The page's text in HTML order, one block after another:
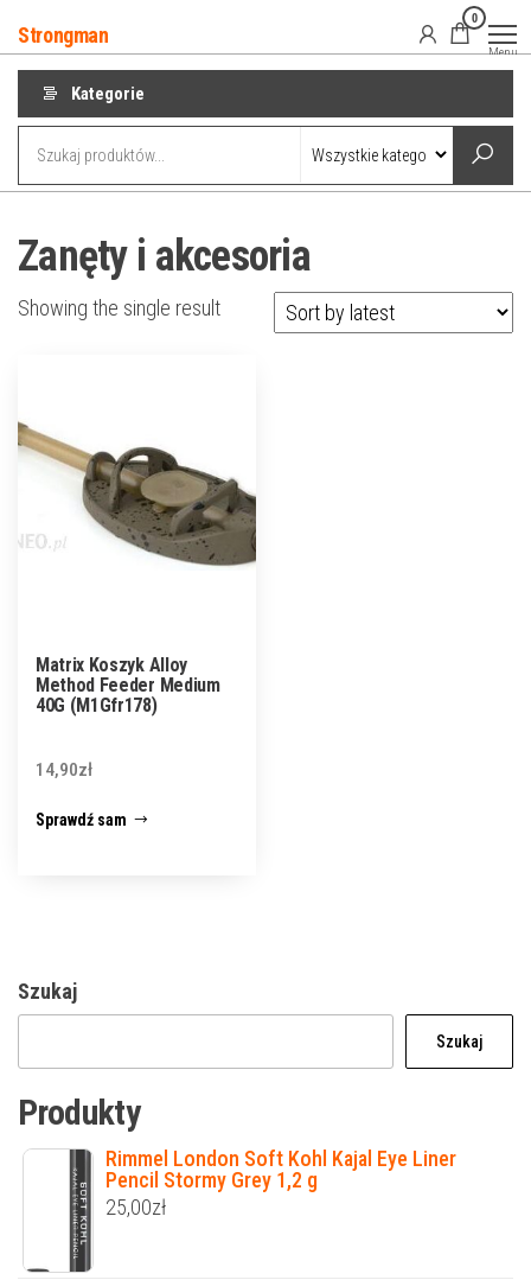
do
treści
Strongman
0
Menu
Kategorie
Zanęty i akcesoria
Showing the single result
Matrix Koszyk Alloy
Method Feeder Medium
40G (M1Gfr178)
14,90zł
Sprawdź sam
Szukaj
Szukaj
Produkty
Rimmel London Soft Kohl Kajal Eye Liner
Pencil Stormy Grey 1,2 g
25,00zł